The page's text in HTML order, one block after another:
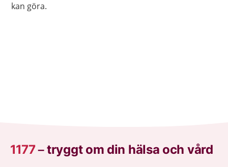
kan göra.
1177–tryggt om din hälsa och vård